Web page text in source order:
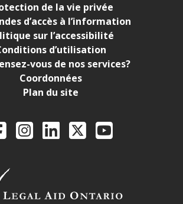
de la vie privée
d’accès à l’information
sur l’accessibilité
d’utilisation
vous de nos services?
Coordonnées
Plan du site
Legal Aid Ontario
FacebookInstagram
LinkedIn
X YouTube